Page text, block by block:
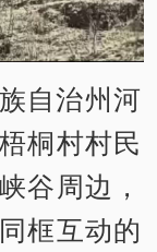
自治州河
桐村村民
谷周边，
框互动的